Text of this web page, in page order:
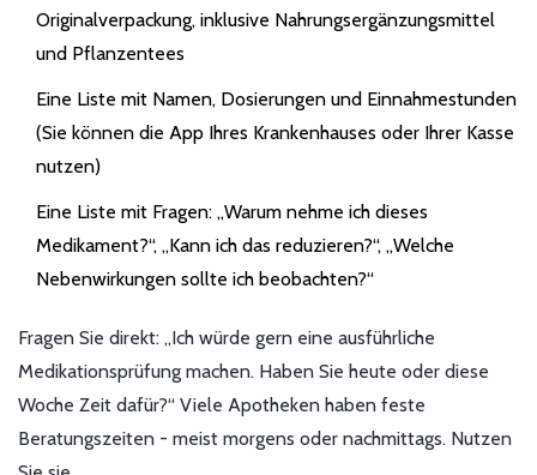
Originalverpackung, inklusive Nahrungsergänzungsmittel
und Pflanzentees
Eine Liste mit Namen, Dosierungen und Einnahmestunden
(Sie können die App Ihres Krankenhauses oder Ihrer Kasse
nutzen)
Eine Liste mit Fragen: „Warum nehme ich dieses
Medikament?“, „Kann ich das reduzieren?“, „Welche
Nebenwirkungen sollte ich beobachten?“
Fragen Sie direkt: „Ich würde gern eine ausführliche
Medikationsprüfung machen. Haben Sie heute oder diese
Woche Zeit dafür?“ Viele Apotheken haben feste
Beratungszeiten - meist morgens oder nachmittags. Nutzen